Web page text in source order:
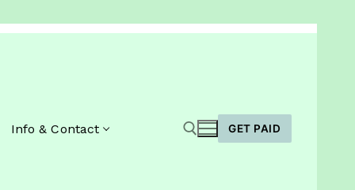
Info & Contact GET PAID